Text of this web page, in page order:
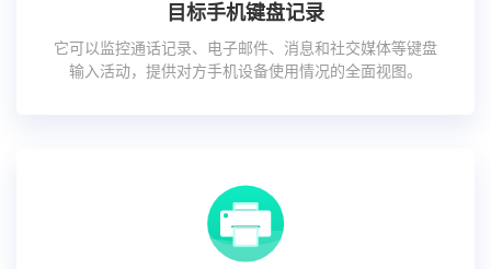
目标手机键盘记录
它可以监控通话记录、电子邮件、消息和社交媒体等键盘
输入活动，提供对方手机设备使用情况的全面视图。